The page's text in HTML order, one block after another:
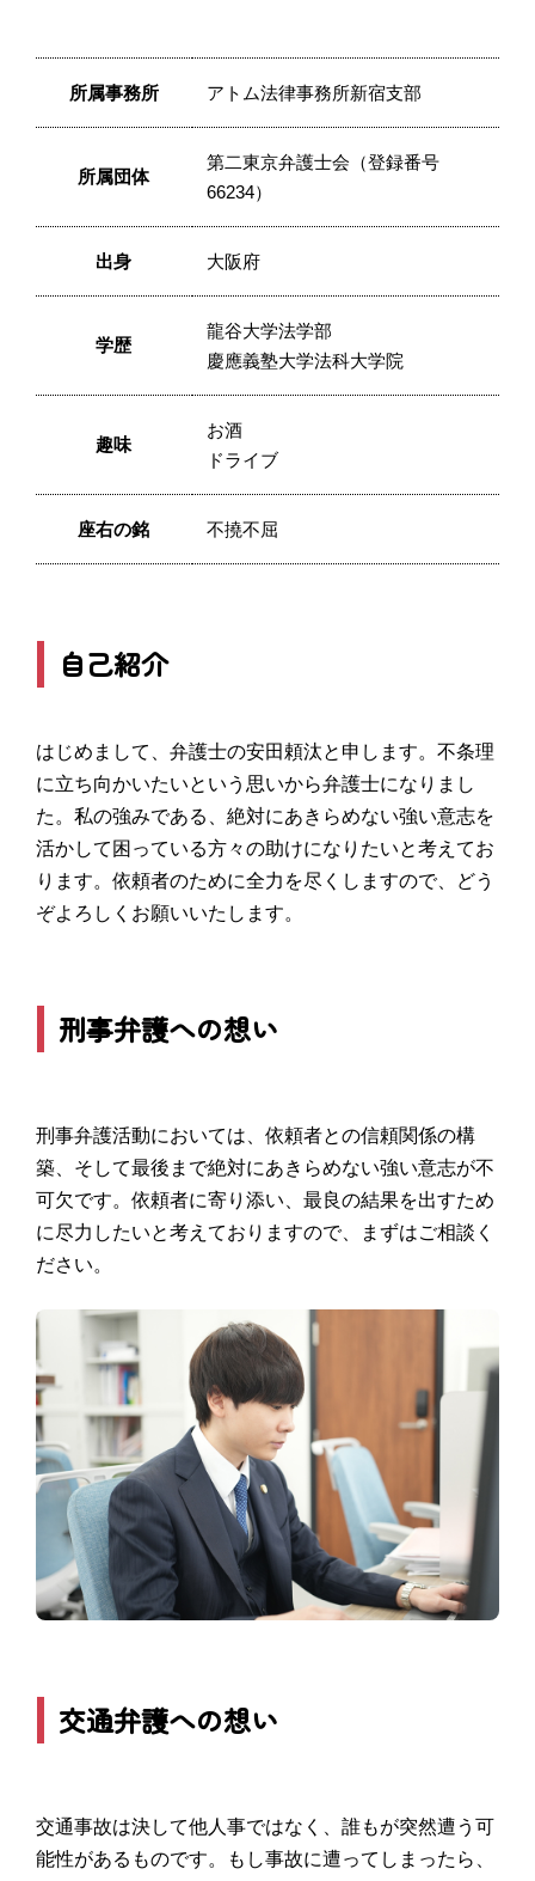
所属事務所 アトム法律事務所新宿支部
所属団体
第二東京弁護士会（登録番号
66234）
出身 大阪府
学歴
龍谷大学法学部
慶應義塾大学法科大学院
趣味
お酒
ドライブ
座右の銘 不撓不屈
自己紹介
はじめまして、弁護士の安田頼汰と申します。不条理
に立ち向かいたいという思いから弁護士になりまし
た。私の強みである、絶対にあきらめない強い意志を
活かして困っている方々の助けになりたいと考えてお
ります。依頼者のために全力を尽くしますので、どう
ぞよろしくお願いいたします。
刑事弁護への想い
刑事弁護活動においては、依頼者との信頼関係の構
築、そして最後まで絶対にあきらめない強い意志が不
可欠です。依頼者に寄り添い、最良の結果を出すため
に尽力したいと考えておりますので、まずはご相談く
ださい。
交通弁護への想い
交通事故は決して他人事ではなく、誰もが突然遭う可
能性があるものです。もし事故に遭ってしまったら、